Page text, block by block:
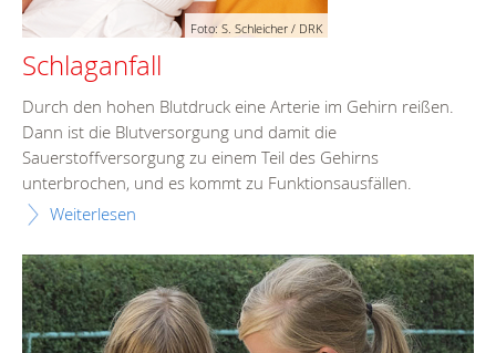
Foto: S. Schleicher / DRK
Schlaganfall
Durch den hohen Blutdruck eine Arterie im Gehirn reißen.
Dann ist die Blutversorgung und damit die
Sauerstoffversorgung zu einem Teil des Gehirns
unterbrochen, und es kommt zu Funktionsausfällen.
Weiterlesen